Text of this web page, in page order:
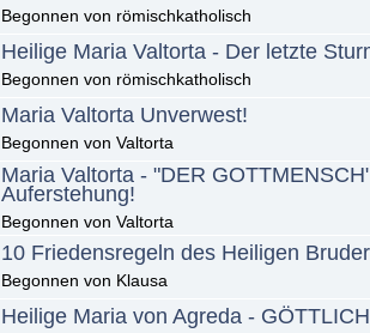
Begonnen von römischkatholisch
Heilige Maria Valtorta - Der letzte
Begonnen von römischkatholisch
Maria Valtorta Unverwest!
Begonnen von Valtorta
Maria Valtorta - "DER
Auferstehung!
Begonnen von Valtorta
10 Friedensregeln des Heiligen
Begonnen von Klausa
Heilige Maria von Agreda -